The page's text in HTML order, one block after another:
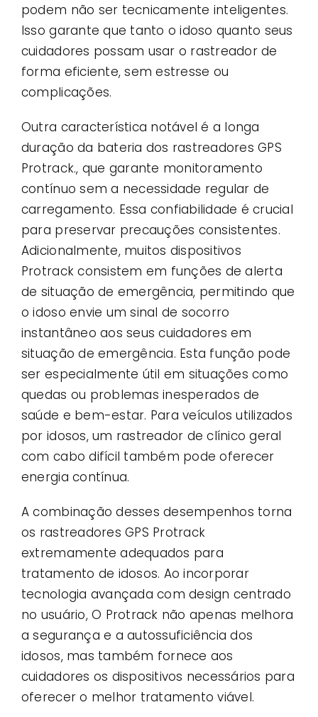
podem não ser tecnicamente inteligentes.
Isso garante que tanto o idoso quanto seus
cuidadores possam usar o rastreador de
forma eficiente, sem estresse ou
complicações.
Outra característica notável é a longa
duração da bateria dos rastreadores GPS
Protrack., que garante monitoramento
contínuo sem a necessidade regular de
carregamento. Essa confiabilidade é crucial
para preservar precauções consistentes.
Adicionalmente, muitos dispositivos
Protrack consistem em funções de alerta
de situação de emergência, permitindo que
o idoso envie um sinal de socorro
instantâneo aos seus cuidadores em
situação de emergência. Esta função pode
ser especialmente útil em situações como
quedas ou problemas inesperados de
saúde e bem-estar. Para veículos utilizados
por idosos, um rastreador de clínico geral
com cabo difícil também pode oferecer
energia contínua.
A combinação desses desempenhos torna
os rastreadores GPS Protrack
extremamente adequados para
tratamento de idosos. Ao incorporar
tecnologia avançada com design centrado
no usuário, O Protrack não apenas melhora
a segurança e a autossuficiência dos
idosos, mas também fornece aos
cuidadores os dispositivos necessários para
oferecer o melhor tratamento viável.